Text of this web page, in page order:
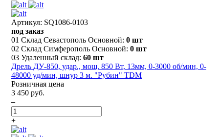
Артикул: SQ1086-0103
под заказ
01 Склад Севастополь Основной: 0 шт
02 Склад Симферополь Основной: 0 шт
03 Удаленный склад: 60 шт
Дрель ДУ-850, удар., мощ. 850 Вт, 13мм, 0-3000 об/мин, 0-
48000 уд/мин, шнур 3 м. "Рубин" TDM
Розничная цена
3 450 руб.
–
+